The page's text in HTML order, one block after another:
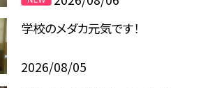
学校のメダカ元気です！
2026/08/05